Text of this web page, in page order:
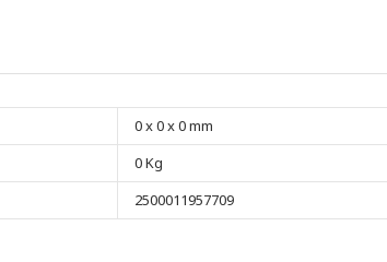
0 x 0 x 0 mm
0 Kg
2500011957709